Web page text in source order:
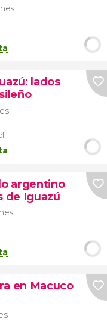
lados
argentino
de Iguazú
en Macuco